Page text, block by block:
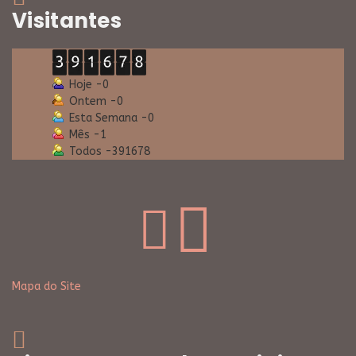
Visitantes
Hoje -0
Ontem -0
Esta Semana -0
Mês -1
Todos -391678
Mapa do Site